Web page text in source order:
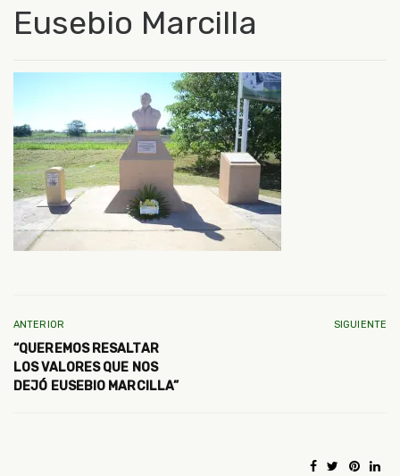
Eusebio Marcilla
ANTERIOR
“QUEREMOS RESALTAR
LOS VALORES QUE NOS
DEJÓ EUSEBIO MARCILLA”
SIGUIENTE